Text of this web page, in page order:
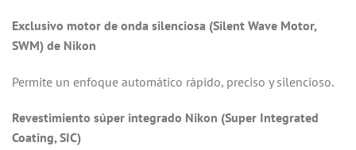
Exclusivo motor de onda silenciosa (Silent Wave Motor,
SWM) de Nikon
Permite un enfoque automático rápido, preciso y silencioso.
Revestimiento súper integrado Nikon (Super Integrated
Coating, SIC)